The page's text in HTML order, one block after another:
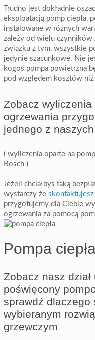
Trudno jest dokładnie
eksploatacją pomp ciepła,
instalowane w różnych
zależy od wielu czynników
związku z tym, wszystkie
jedynie szacunkowe. Nie
kogoś pompa powietrzna
pod względem kosztów niż
Zobacz wyliczenia
ogrzewania
jednego z
( wyliczenia oparte na
Bosch )
Jeżeli chciałbyś taką
wystarczy że skontaktujesz
przygotujemy dla Ciebie
ogrzewania za pomocą
Pompa ciepła
Zobacz nasz
poświęcony
sprawdź dlaczego
wybieranym
grzewczym